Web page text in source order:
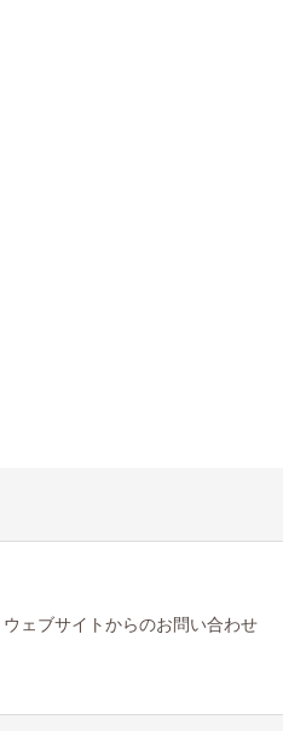
ウェブサイトからのお問い合わせ